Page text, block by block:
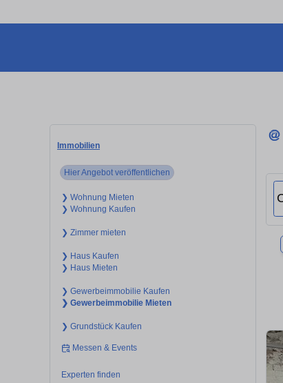
Immobilien
Hier Angebot veröffentlichen
❯ Wohnung Mieten
❯ Wohnung Kaufen
❯ Zimmer mieten
❯ Haus Kaufen
❯ Haus Mieten
❯ Gewerbeimmobilie Kaufen
❯ Gewerbeimmobilie Mieten
❯ Grundstück Kaufen
Messen & Events
Experten finden